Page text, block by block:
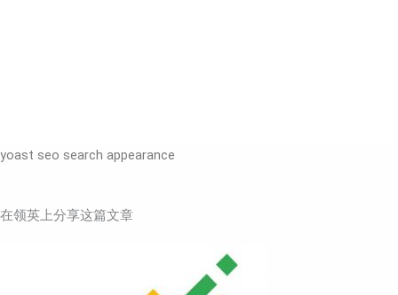
yoast seo search appearance
在领英上分享这篇文章